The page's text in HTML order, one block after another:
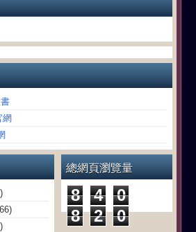
網
總網頁瀏覽量
8 4
0
8
2 0